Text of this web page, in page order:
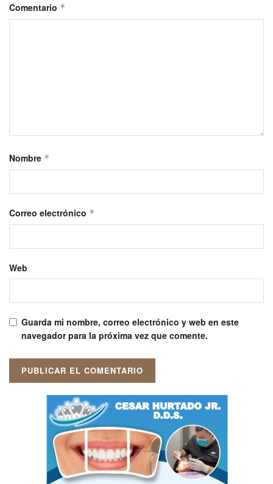
Comentario *
Nombre *
Correo electrónico *
Web
Guarda mi nombre, correo electrónico y web en este
navegador para la próxima vez que comente.